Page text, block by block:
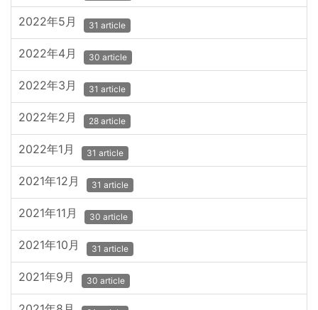
2022年5月 31 article
2022年4月 30 article
2022年3月 31 article
2022年2月 28 article
2022年1月 31 article
2021年12月 31 article
2021年11月 30 article
2021年10月 31 article
2021年9月 30 article